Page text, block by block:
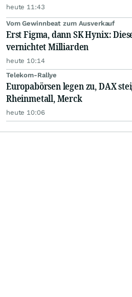
heute 11:43
Vom Gewinnbeat zum Ausverkauf
Erst Figma, dann SK Hynix:
vernichtet Milliarden
heute 10:14
Telekom-Rallye
Europabörsen legen zu, DAX
Rheinmetall, Merck
heute 10:06